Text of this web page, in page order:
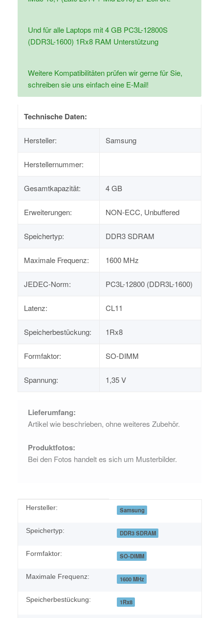
Und für alle Laptops mit 4 GB PC3L-12800S
(DDR3L-1600) 1Rx8 RAM Unterstützung
Weitere Kompatibilitäten prüfen wir gerne für Sie,
schreiben sie uns einfach eine E-Mail!
Technische Daten:
Hersteller: Samsung
Herstellernummer:
Gesamtkapazität: 4 GB
Erweiterungen: NON-ECC, Unbuffered
Speichertyp: DDR3 SDRAM
Maximale Frequenz: 1600 MHz
JEDEC-Norm: PC3L-12800 (DDR3L-1600)
Latenz: CL11
Speicherbestückung: 1Rx8
Formfaktor: SO-DIMM
Spannung: 1,35 V
Lieferumfang:
Artikel wie beschrieben, ohne weiteres Zubehör.
Produktfotos:
Bei den Fotos handelt es sich um Musterbilder.
Produkteigenschaft
Wert
Hersteller: Samsung
Speichertyp: DDR3 SDRAM
Formfaktor: SO-DIMM
Maximale Frequenz: 1600 MHz
Speicherbestückung: 1Rx8